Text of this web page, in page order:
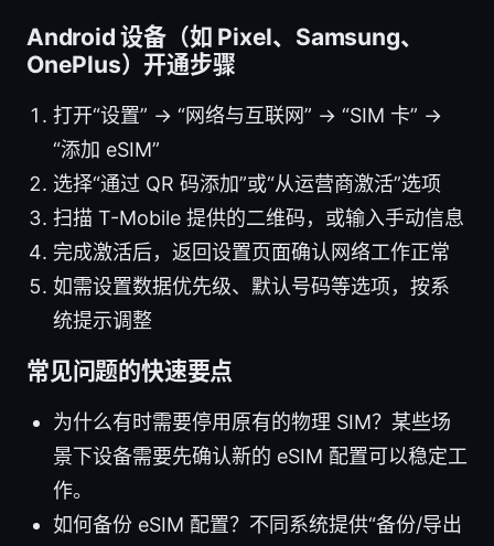
Android 设备（如 Pixel、Samsung、
OnePlus）开通步骤
打开“设置” -> “网络与互联网” -> “SIM 卡” ->
“添加 eSIM”
选择“通过 QR 码添加”或“从运营商激活”选项
扫描 T-Mobile 提供的二维码，或输入手动信息
完成激活后，返回设置页面确认网络工作正常
如需设置数据优先级、默认号码等选项，按系
统提示调整
常见问题的快速要点
为什么有时需要停用原有的物理 SIM？某些场
景下设备需要先确认新的 eSIM 配置可以稳定工
作。
如何备份 eSIM 配置？不同系统提供“备份/导出